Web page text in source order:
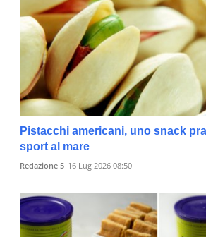
Pistacchi americani, uno snack
sport al mare
Redazione 5 16 Lug 2026 08:50